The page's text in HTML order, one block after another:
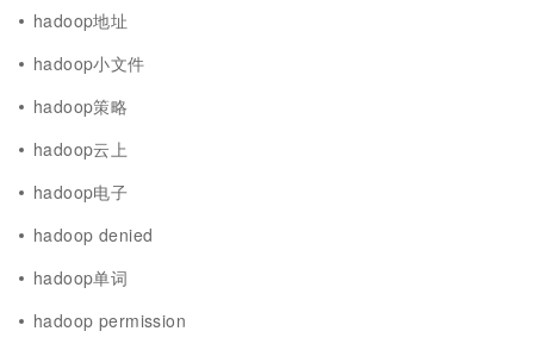
hadoop地址
hadoop小文件
hadoop策略
hadoop云上
hadoop电子
hadoop denied
hadoop单词
hadoop permission